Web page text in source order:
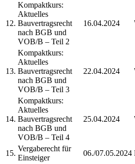
12.
Kompaktkurs:
Aktuelles
Bauvertragsrecht
nach BGB und
VOB/B – Teil 2
16.04.2024
13.
Kompaktkurs:
Aktuelles
Bauvertragsrecht
nach BGB und
VOB/B – Teil 3
22.04.2024
14.
Kompaktkurs:
Aktuelles
Bauvertragsrecht
nach BGB und
VOB/B – Teil 4
25.04.2024
15.
Vergaberecht für
Einsteiger
06./07.05.2024